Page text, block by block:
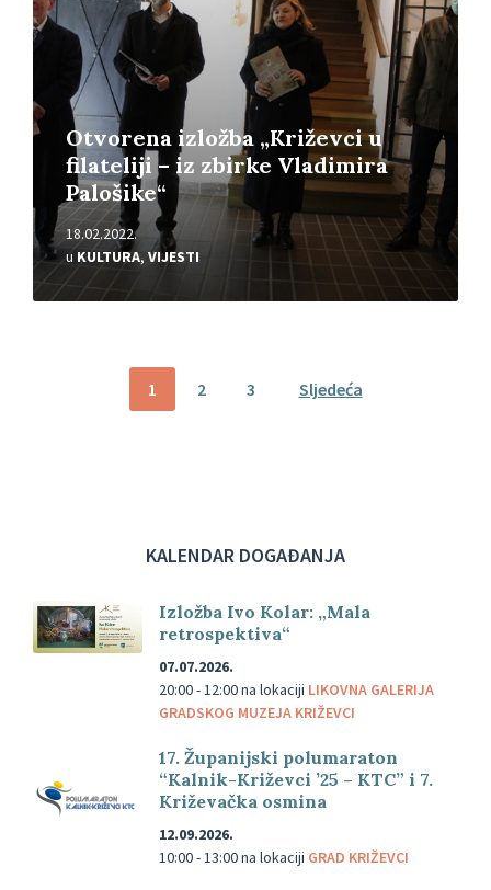
Otvorena izložba „Križevci u
filateliji – iz zbirke Vladimira
Palošike“
18.02.2022.
u KULTURA, VIJESTI
1 2 3 Sljedeća
KALENDAR DOGAĐANJA
Izložba Ivo Kolar: „Mala
retrospektiva“
07.07.2026.
20:00 - 12:00na lokaciji LIKOVNA GALERIJA
GRADSKOG MUZEJA KRIŽEVCI
17. Županijski polumaraton
“Kalnik-Križevci ’25 – KTC” i 7.
Križevačka osmina
12.09.2026.
10:00 - 13:00na lokaciji GRAD KRIŽEVCI